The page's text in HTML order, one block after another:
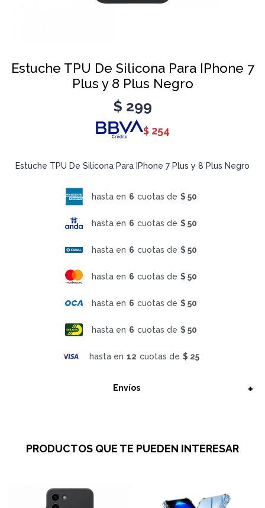
Estuche TPU De Silicona Para IPhone 7
Plus y 8 Plus Negro
$ 299
$ 254
Estuche TPU De Silicona Para IPhone 7 Plus y 8 Plus Negro
hasta en 6 cuotas de $ 50
hasta en 6 cuotas de $ 50
hasta en 6 cuotas de $ 50
hasta en 6 cuotas de $ 50
hasta en 6 cuotas de $ 50
hasta en 6 cuotas de $ 50
hasta en 12 cuotas de $ 25
Envíos
PRODUCTOS QUE TE PUEDEN INTERESAR